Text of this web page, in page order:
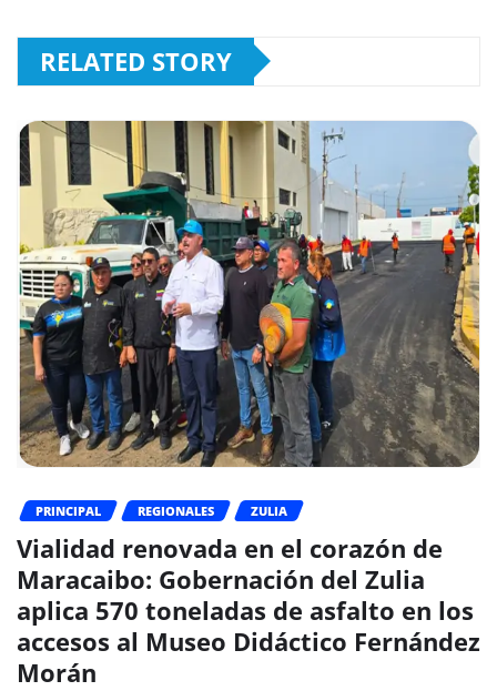
RELATED STORY
PRINCIPAL REGIONALES ZULIA
Vialidad renovada en el corazón de
Maracaibo: Gobernación del Zulia
aplica 570 toneladas de asfalto en los
accesos al Museo Didáctico Fernández
Morán